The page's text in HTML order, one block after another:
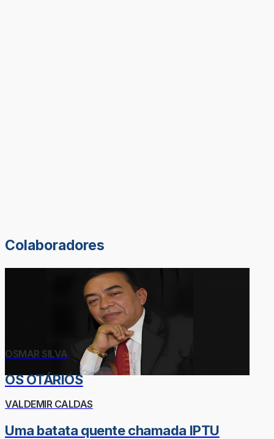
Colaboradores
OSMAR SILVA
OS OTÁRIOS
VALDEMIR CALDAS
Uma batata quente chamada IPTU